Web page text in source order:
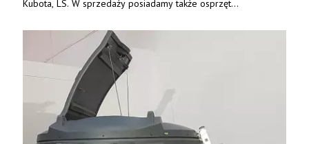
Kubota, LS. W sprzedaży posiadamy także osprzęt